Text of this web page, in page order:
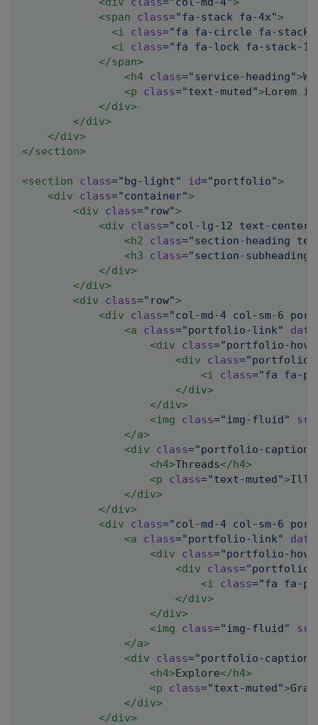
<span class="fa-stack fa-4x">
<i class="fa fa-circle fa-stack-
<i class="fa fa-lock fa-stack-
</span>
<h4 class="service-heading">
<p class="text-muted">Lorem
</div>
</div>
</div>
</section>
<section class="bg-light" id="portfolio">
<div class="container">
<div class=" row">
<div class="col-lg-12 text-center
<h2 class="section-heading
<h3 class="section-subheading
</div>
</div>
<div class=" row">
<div class="col-md-4 col-sm-6
<a class="portfolio-link"
<div class="portfolio-
<div class="portfolio-
<i class="fa fa-
</div>
</div>
<img class="img-fluid" src
</a>
<div class="portfolio-caption
<h4>Threads</h4>
<p class="text-muted">
</div>
</div>
<div class="col-md-4 col-sm-6
<a class="portfolio-link"
<div class="portfolio-
<div class="portfolio-
<i class="fa fa-
</div>
</div>
<img class="img-fluid" src
</a>
<div class="portfolio-caption
<h4>Explore</h4>
<p class="text-muted">
</div>
</div>